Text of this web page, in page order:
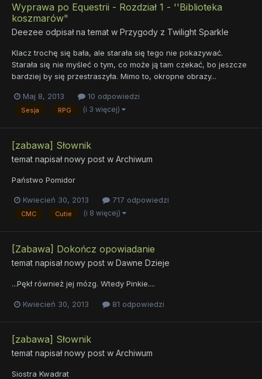
Wyprawa po Equestrii - Rozdział 1 - ''Biblioteka
koszmarów"
Deezee odpisał na temat w Przygody z Twilight Sparkle
Klacz trochę się bała, ale starała się tego nie pokazywać.
Starała się nie myśleć o tym, co może ją tam czekać, bo jeszcze
bardziej by się przestraszyła. Mimo to, okropne obrazy...
Maj 8, 2013 10 odpowiedzi
Sesja RPG (i 3 więcej)
[zabawa] Słownik
temat napisał nowy post w Archiwum
Państwo Pomidor
Kwiecień 30, 2013 717 odpowiedzi
CMC Cutie (i 8 więcej)
[Zabawa] Dokończ opowiadanie
temat napisał nowy post w Dawne Dzieje
...Pękł również jej mózg. Wtedy Pinkie....
Kwiecień 30, 2013 81 odpowiedzi
[zabawa] Słownik
temat napisał nowy post w Archiwum
Siostra Kwadrat